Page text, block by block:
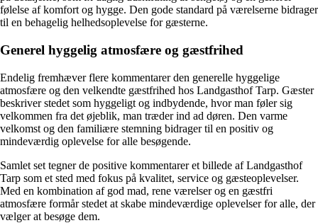
følelse af komfort og hygge. Den gode standard på værelserne bidrager
til en behagelig helhedsoplevelse for gæsterne.
Generel hyggelig atmosfære og gæstfrihed
Endelig fremhæver flere kommentarer den generelle hyggelige
atmosfære og den velkendte gæstfrihed hos Landgasthof Tarp. Gæster
beskriver stedet som hyggeligt og indbydende, hvor man føler sig
velkommen fra det øjeblik, man træder ind ad døren. Den varme
velkomst og den familiære stemning bidrager til en positiv og
mindeværdig oplevelse for alle besøgende.
Samlet set tegner de positive kommentarer et billede af Landgasthof
Tarp som et sted med fokus på kvalitet, service og gæsteoplevelser.
Med en kombination af god mad, rene værelser og en gæstfri
atmosfære formår stedet at skabe mindeværdige oplevelser for alle, der
vælger at besøge dem.